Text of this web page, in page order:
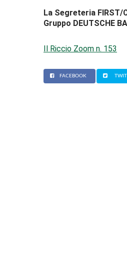
La Segreteria FIRST/
Gruppo DEUTSCHE
Il Riccio Zoom n. 153
FACEBOOK